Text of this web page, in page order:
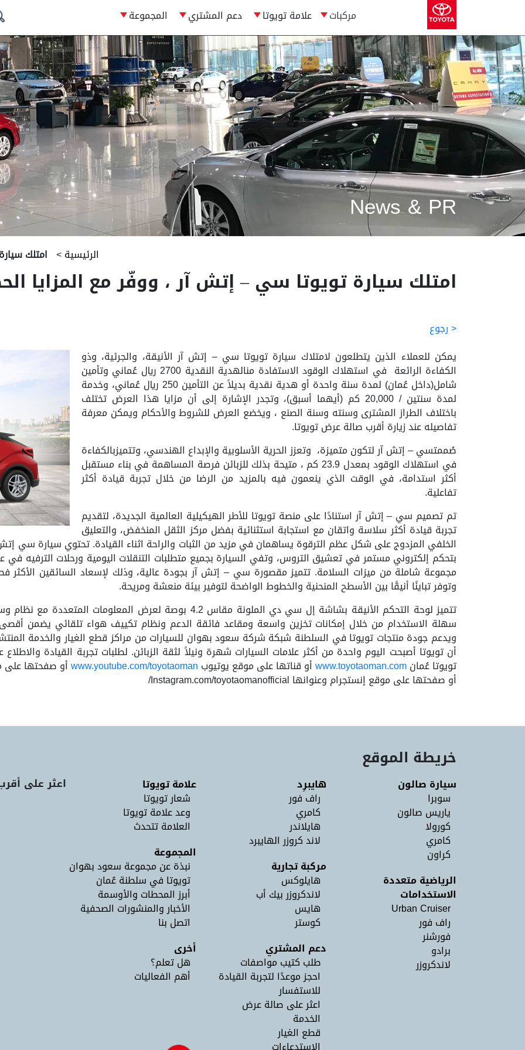
مركبات علامة تويوتا دعم المشتري المجموعة
News & PR
الرئيسية> امتلك
امتلك سيارة تويوتا سي – إتش آر ، ووفّر مع المزايا
< رجوع
يمكن للعملاء الذين يتطلعون لامتلاك سيارة تويوتا سي – إتش آر الأنيقة، والجرئية، وذو
الكفاءة الرائعة في استهلاك الوقود الاستفادة منالهدية النقدية 2700 ريال عُماني وتأمين
شامل(داخل عُمان) لمدة سنة واحدة أو هدية نقدية بديلاً عن التأمين 250 ريال عُماني، وخدمة
لمدة سنتين / 20,000 كم (أيهما أسبق)، وتجدر الإشارة إلى أن مزايا هذا العرض تختلف
باختلاف الطراز المشترى وسنته وسنة الصنع ، ويخضع العرض للشروط والأحكام ويمكن معرفة
تفاصيله عند زيارة أقرب صالة عرض تويوتا.
صُممتسي – إتش آر لتكون متميزة، وتعزز الحرية الأسلوبية والإبداع الهندسي، وتتميزبالكفاءة
في استهلاك الوقود بمعدل 23.9 كم ، متيحة بذلك للزبائن فرصة المساهمة في بناء مستقبل
أكثر استدامة، في الوقت الذي ينعمون فيه بالمزيد من الرضا من خلال تجربة قيادة أكثر
تفاعلية.
تم تصميم سي – إتش آر استنادًا على منصة تويوتا للأطر الهيكيلية العالمية الجديدة، لتقديم
تجربة قيادة أكثر سلاسة واتقان مع استجابة استثنائية بفضل مركز الثقل المنخفض، والتعليق
بتحكم إلكتروني مستمر في تعشيق التروس، وتفي السيارة بجميع متطلبات التنقلات اليومية ورحلات الترفيه في
مجموعة شاملة من ميزات السلامة. تتميز مقصورة سي – إتش آر بجودة عالية، وذلك لإسعاد السائقين الأكثر
وتوفر تباينًا أنيقًا بين الأسطح المنحنية والخطوط الواضحة لتوفير بيئة منعشة ومريحة.
تتميز لوحة التحكم الأنيقة بشاشة إل سي دي الملونة مقاس 4.2 بوصة
سهلة الاستخدام من خلال إمكانات تخزين واسعة ومقاعد فائقة الدعم ونظام تكييف هواء تلقائي يضمن أقصى
ويدعم جودة منتجات تويوتا في السلطنة شبكة شركة سعود بهوان للسيارات من مراكز قطع الغيار والخدمة
أن تويوتا أصبحت اليوم واحدة من أكثر علامات السيارات شهرة ونيلاً لثقة الزبائن. لطلبات تجربة القيادة
تويوتا عُمانwww.toyotaoman.comأو قناتها على موقع يوتيوب www.youtube.com/toyotaomanأو صفحتها
أو صفحتها على موقع إنستجرام وعنوانها Instagram.com/toyotaomanofficial/
خريطة الموقع
سيارة صالون
سوبرا
ياريس صالون
كورولا
كامري
كراون
الرياضية متعددة
الاستخدامات
Urban Cruiser
راف فور
فورشنر
برادو
لاندكروزر
هايبرِد
راف فور
كامري
هايلاندر
لاند كروزر الهايبرد
مركبة تجارية
هايلوكس
لاندكروزر بيك أب
هايس
كوستر
دعم المشتري
طلب كتيب مواصفات
احجز موعدًا لتجربة القيادة
للاستفسار
اعثر على صالة عرض
الخدمة
قطع الغيار
علامة تويوتا
شعار تويوتا
وعد علامة تويوتا
العلامة تتحدث
المجموعة
نبذة عن مجموعة سعود بهوان
تويوتا في سلطنة عُمان
أبرز المحطات والأوسمة
الأخبار والمنشورات الصحفية
اتصل بنا
أخرى
هل تعلم؟
أهم الفعاليات
اعثر على